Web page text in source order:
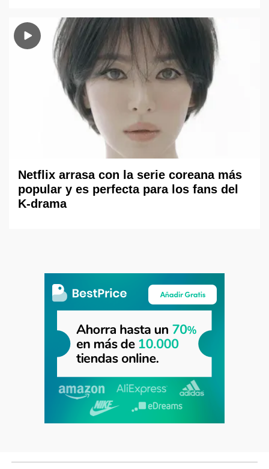
Netflix arrasa con la serie coreana más
popular y es perfecta para los fans del
K-drama